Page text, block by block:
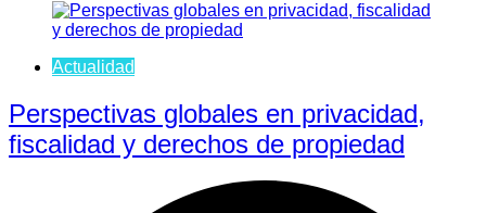
Actualidad
Perspectivas globales en privacidad,
fiscalidad y derechos de propiedad